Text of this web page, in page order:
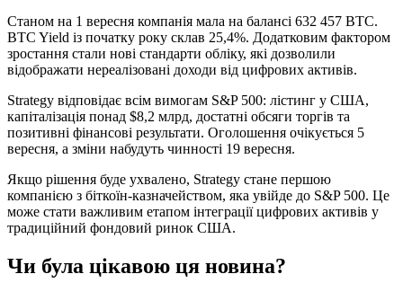
Станом на 1 вересня компанія мала на балансі 632 457 BTC.
BTC Yield із початку року склав 25,4%. Додатковим фактором
зростання стали нові стандарти обліку, які дозволили
відображати нереалізовані доходи від цифрових активів.
Strategy відповідає всім вимогам S&P 500: лістинг у США,
капіталізація понад $8,2 млрд, достатні обсяги торгів та
позитивні фінансові результати. Оголошення очікується 5
вересня, а зміни набудуть чинності 19 вересня.
Якщо рішення буде ухвалено, Strategy стане першою
компанією з біткоїн-казначейством, яка увійде до S&P 500. Це
може стати важливим етапом інтеграції цифрових активів у
традиційний фондовий ринок США.
Чи була цікавою ця новина?